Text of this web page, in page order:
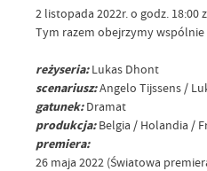
2 listopada 2022r. o godz.
Tym razem obejrzymy
reżyseria:Lukas Dhont
scenariusz:Angelo Tijssens /
gatunek:Dramat
produkcja:Belgia / Holandia /
premiera:
26 maja 2022 (Światowa